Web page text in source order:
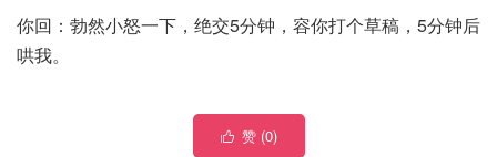
你回：勃然小怒一下，绝交5分钟，容你打个草稿，5分钟后
哄我。
 赞 (0)